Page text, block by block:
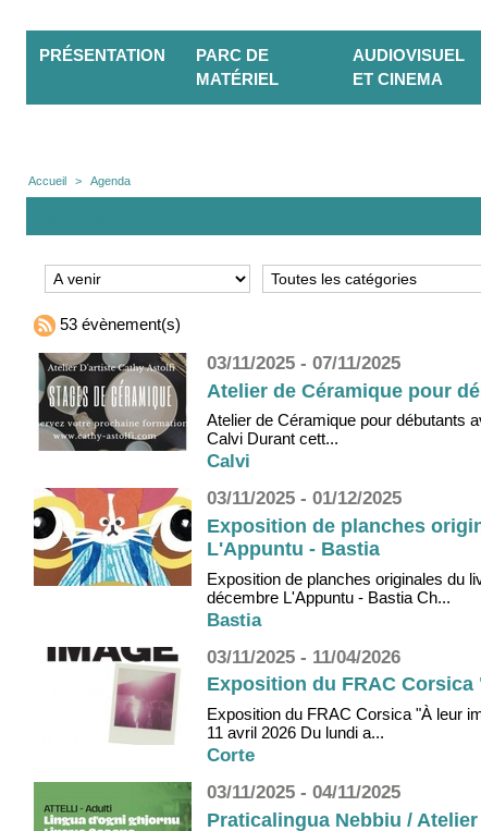
PRÉSENTATION
PARC DE
MATÉRIEL
AUDIOVISUEL
ET CINEMA
Accueil > Agenda
53 évènement(s)
03/11/2025 - 07/11/2025
Atelier de Céramique pour
Atelier de Céramique pour débutants
Calvi Durant cett...
Calvi
03/11/2025 - 01/12/2025
Exposition de planches
L'Appuntu - Bastia
Exposition de planches originales du
décembre L'Appuntu - Bastia Ch...
Bastia
03/11/2025 - 11/04/2026
Exposition du FRAC
Exposition du FRAC Corsica "À leur
11 avril 2026 Du lundi a...
Corte
03/11/2025 - 04/11/2025
Praticalingua Nebbiu /